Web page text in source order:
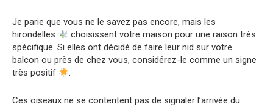
Je parie que vous ne le savez pas encore, mais les
hirondelles
choisissent votre maison pour une raison très
spécifique. Si elles ont décidé de faire leur nid sur votre
balcon ou près de chez vous, considérez-le comme un signe
très positif
.
Ces oiseaux ne se contentent pas de signaler l’arrivée du